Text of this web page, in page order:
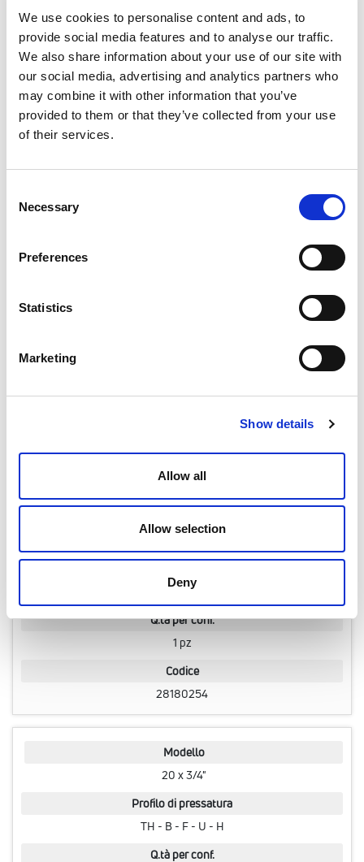
We use cookies to personalise content and ads, to
provide social media features and to analyse our traffic.
We also share information about your use of our site with
our social media, advertising and analytics partners who
may combine it with other information that you’ve
provided to them or that they’ve collected from your use
of their services.
Selection
Necessary
Preferences
Statistics
Marketing
Show details
Allow all
Allow selection
Deny
16 x 1/2"
Profilo di pressatura
TH - B - F - U - H
1 pz
28180252
TH - B - F - U - H
Q.tà per conf.
1 pz
Codice
28180254
Modello
20 x 3/4"
Profilo di pressatura
TH - B - F - U - H
Q.tà per conf.